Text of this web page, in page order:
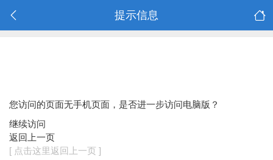
提示信息
您访问的页面无手机页面，是否进一步访问电脑版？
继续访问
返回上一页
[ 点击这里返回上一页 ]